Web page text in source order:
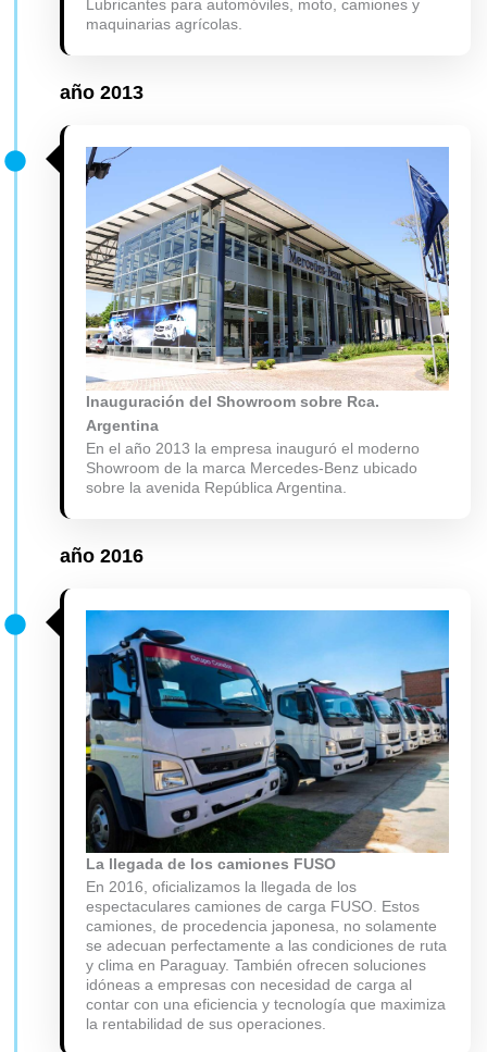
Lubricantes para automóviles, moto, camiones y
maquinarias agrícolas.
año 2013
Inauguración del Showroom sobre Rca.
Argentina
En el año 2013 la empresa inauguró el moderno
Showroom de la marca Mercedes-Benz ubicado
sobre la avenida República Argentina.
año 2016
La llegada de los camiones FUSO
En 2016, oficializamos la llegada de los
espectaculares camiones de carga FUSO. Estos
camiones, de procedencia japonesa, no solamente
se adecuan perfectamente a las condiciones de ruta
y clima en Paraguay. También ofrecen soluciones
idóneas a empresas con necesidad de carga al
contar con una eficiencia y tecnología que maximiza
la rentabilidad de sus operaciones.